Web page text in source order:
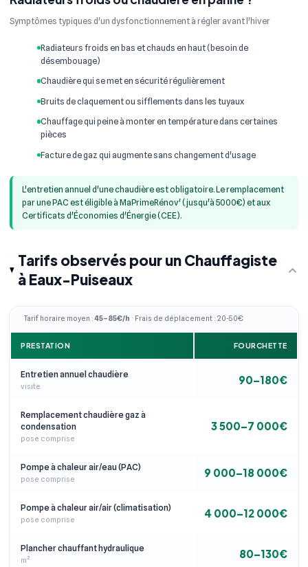
Symptômes typiques d'un dysfonctionnement à régler avant l'hiver
Radiateurs froids en bas et chauds en haut (besoin de
désembouage)
Chaudière qui se met en sécurité régulièrement
Bruits de claquement ou sifflements dans les tuyaux
Chauffage qui peine à monter en température dans certaines
pièces
Facture de gaz qui augmente sans changement d'usage
L'entretien annuel d'une chaudière est obligatoire. Le remplacement
par une PAC est éligible à MaPrimeRénov' (jusqu'à 5000€) et aux
Certificats d'Économies d'Énergie (CEE).
Tarifs observés pour un Chauffagiste
à Eaux-Puiseaux
Tarif horaire moyen :45–85€/h · Frais de déplacement : 20-50€
PRESTATION FOURCHETTE
Entretien annuel chaudière
visite 90–180€
Remplacement chaudière gaz à
condensation
pose comprise
3 500–7 000€
Pompe à chaleur air/eau (PAC)
pose comprise 9 000–18 000€
Pompe à chaleur air/air (climatisation)
pose comprise 4 000–12 000€
Plancher chauffant hydraulique
m² 80–130€